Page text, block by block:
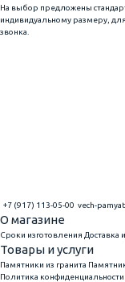
На выбор предложены
индивидуальному размеру,
звонка.
+7 (917) 113-05-00 vech-
О магазине
Сроки изготовления Доставка
Товары и услуги
Памятники из гранита
Политика конфиденциальности